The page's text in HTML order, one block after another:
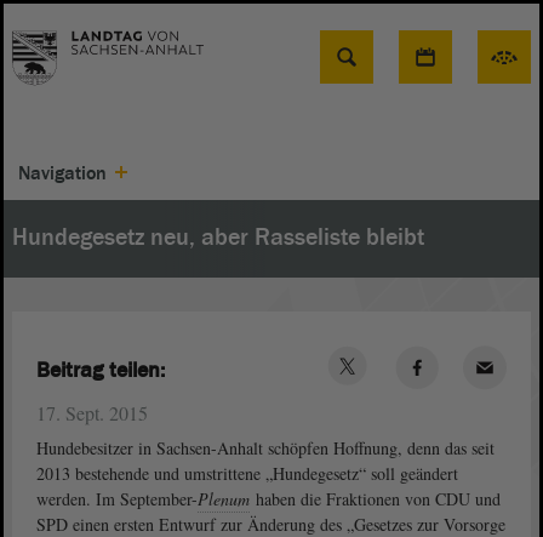
Suche
Navigation
Hundegesetz neu, aber Rasseliste bleibt
17. Sept. 2015
Hundebesitzer in Sachsen-Anhalt schöpfen Hoffnung, denn das seit
2013 bestehende und umstrittene „Hundegesetz“ soll geändert
werden. Im September-Plenum haben die Fraktionen von CDU und
SPD einen ersten Entwurf zur Änderung des „Gesetzes zur Vorsorge
Beitrag teilen: